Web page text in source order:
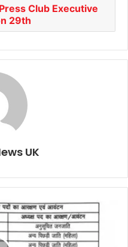
Club Executive
29th
UK